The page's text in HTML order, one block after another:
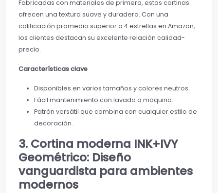
Fabricadas con materiales de primera, estas cortinas
ofrecen una textura suave y duradera. Con una
calificación promedio superior a 4 estrellas en Amazon,
los clientes destacan su excelente relación calidad-
precio.
Características clave
Disponibles en varios tamaños y colores neutros.
Fácil mantenimiento con lavado a máquina.
Patrón versátil que combina con cualquier estilo de
decoración.
3. Cortina moderna INK+IVY
Geométrico: Diseño
vanguardista para ambientes
modernos